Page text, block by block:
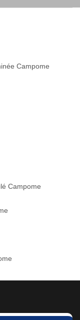
Campome
Campome